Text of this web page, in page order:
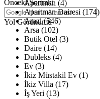
Önceki Sonraki
Yol Görünümü
Apartman (4)
Apartman Dairesi (174)
Arazi (546)
Arsa (102)
Butik Otel (3)
Daire (14)
Dubleks (4)
Ev (3)
İkiz Müstakil Ev (1)
İkiz Villa (17)
İş Yeri (13)